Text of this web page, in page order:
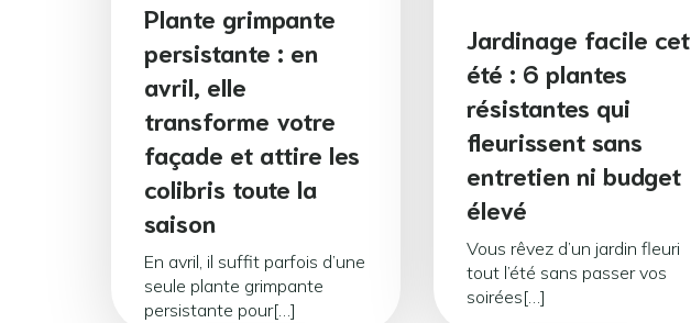
Plante grimpante
persistante : en
avril, elle
transforme votre
façade et attire les
colibris toute la
saison
En avril, il suffit parfois d’une
seule plante grimpante
persistante pour[…]
Jardinage facile cet
été : 6 plantes
résistantes qui
fleurissent sans
entretien ni budget
élevé
Vous rêvez d’un jardin fleuri
tout l’été sans passer vos
soirées[…]